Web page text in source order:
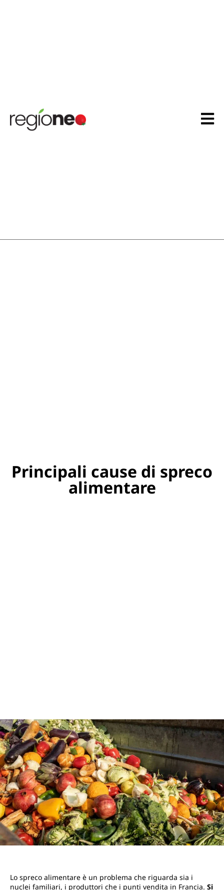
Principali cause di spreco
alimentare
Lo spreco alimentare è un problema che riguarda sia i
nuclei familiari, i produttori che i punti vendita in Francia. Si